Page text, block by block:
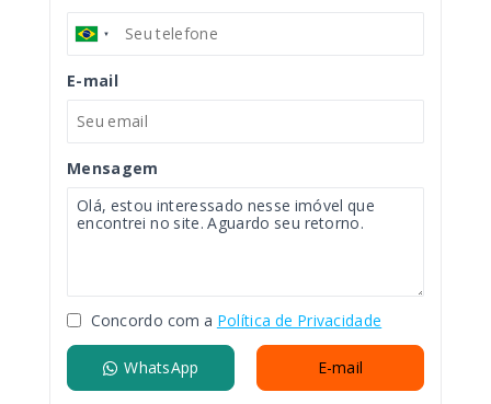
E-mail
Mensagem
Concordo com a Política de Privacidade
WhatsApp E-mail